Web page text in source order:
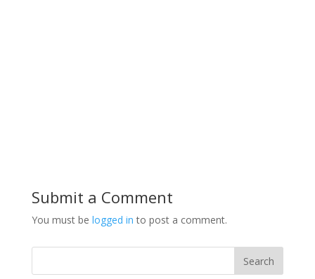
Submit a Comment
You must be logged in to post a comment.